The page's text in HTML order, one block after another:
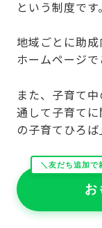
という制度です
地域ごとに助
ホームページで
また、子育て
通して子育て
の子育てひろば
＼友だち追加で
お